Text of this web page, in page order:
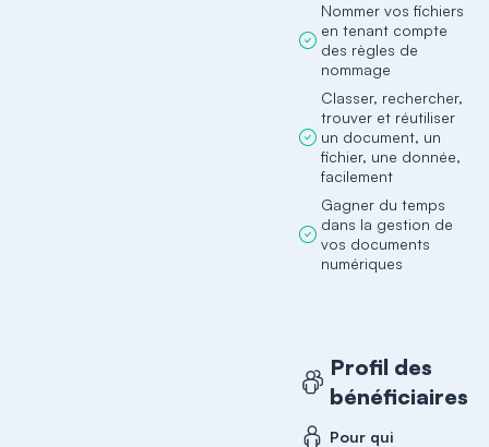
Nommer vos fichiers
en tenant compte
des règles de
nommage
Classer, rechercher,
trouver et réutiliser
un document, un
fichier, une donnée,
facilement
Gagner du temps
dans la gestion de
vos documents
numériques
Profil des
bénéficiaires
Pour qui